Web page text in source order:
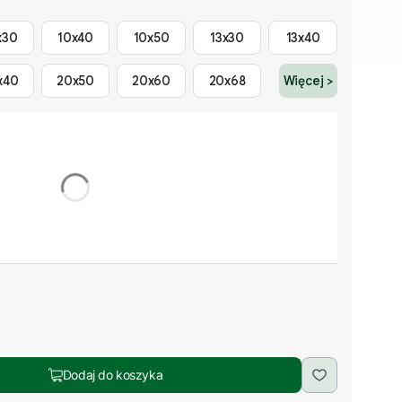
10x40 10x50 13x30 13x40
20x50 20x60 20x68 Więcej >
Dodaj do koszyka